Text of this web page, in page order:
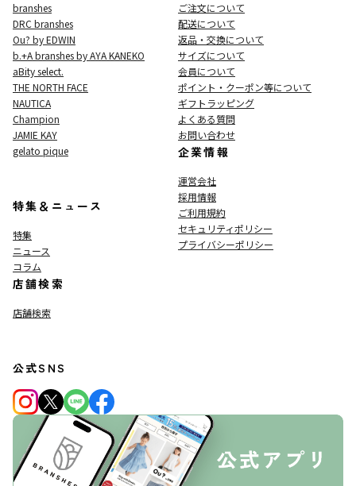
branshes
DRC branshes
Ou? by EDWIN
b.+A branshes by AYA KANEKO
aBity select.
THE NORTH FACE
NAUTICA
Champion
JAMIE KAY
gelato pique
特集＆ニュース
特集
ニュース
コラム
店舗検索
店舗検索
ご注文について
配送について
返品・交換について
サイズについて
会員について
ポイント・クーポン等について
ギフトラッピング
よくある質問
お問い合わせ
企業情報
運営会社
採用情報
ご利用規約
セキュリティポリシー
プライバシーポリシー
公式SNS